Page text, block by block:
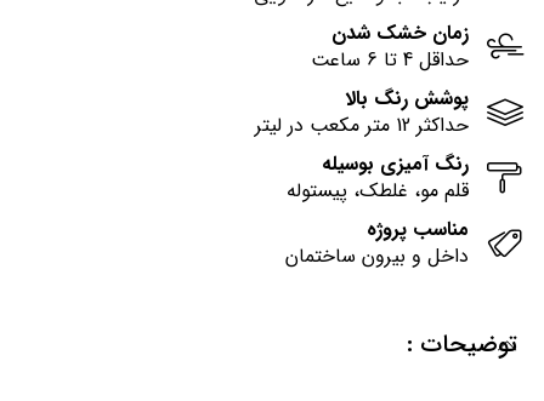
زمان خشک شدن
حداقل 4 تا 6 ساعت
پوشش رنگ بالا
حداکثر 12 متر مکعب در لیتر
رنگ آمیزی بوسیله
قلم مو، غلطک، پیستوله
مناسب پروژه
داخل و بیرون ساختمان
توضیحات :